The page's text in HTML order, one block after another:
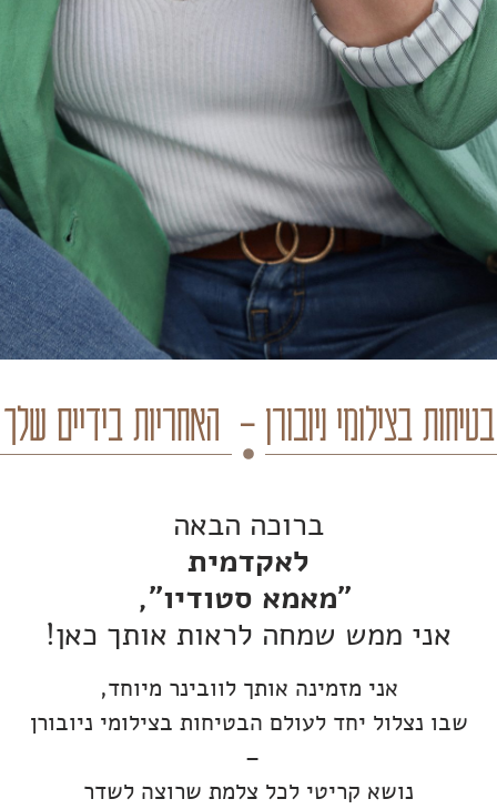
בטיחות בצילומי ניובורן – האחריות בידיים שלך
ברוכה הבאה
לאקדמית
"מאמא סטודיו",
אני ממש שמחה לראות אותך כאן!
אני מזמינה אותך לוובינר מיוחד,
שבו נצלול יחד לעולם הבטיחות בצילומי ניובורן
–
נושא קריטי לכל צלמת שרוצה לשדר